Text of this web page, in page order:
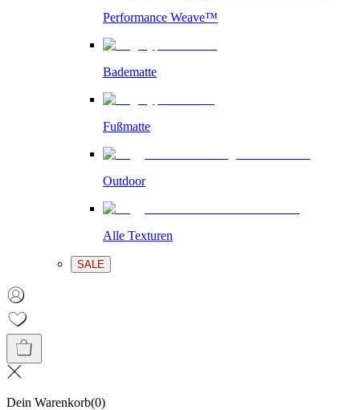
Performance Weave™
Badematte
Fußmatte
Outdoor
Alle Texturen
SALE
Dein Warenkorb(0)